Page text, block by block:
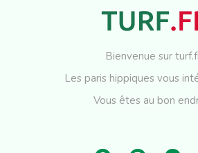
Bienvenue sur
Les paris hippiques vous
Vous êtes au bon